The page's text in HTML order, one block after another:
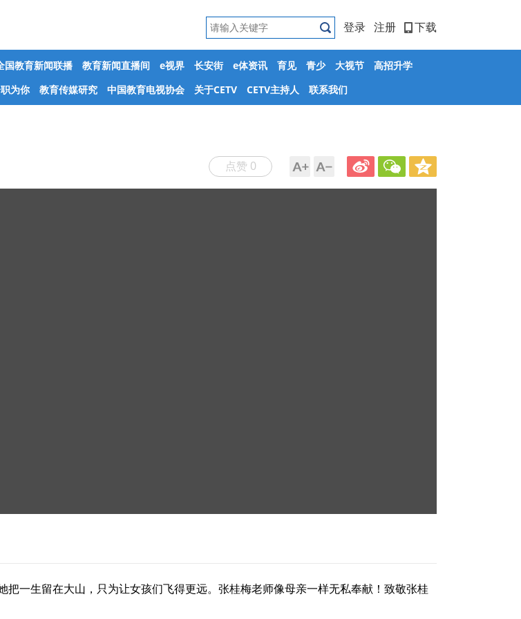
登录 注册 下载
国教育新闻联播 教育新闻直播间 e视界 长安街 e体资讯 育见 青少 大视节
高招升学
为你 教育传媒研究 中国教育电视协会 关于CETV CETV主持人 联系我们
点赞 0
一生留在大山，只为让女孩们飞得更远。张桂梅老师像母亲一样无私奉献！致敬张桂